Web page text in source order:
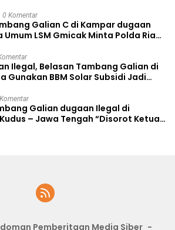
0 Komentar
Galian C di Kampar dugaan
Umum LSM Gmicak Minta Polda Riau
Ilegal, Belasan Tambang Galian di
Gunakan BBM Solar Subsidi Jadi
Galian dugaan Ilegal di
– Jawa Tengah “Disorot Ketua
Pemberitaan Media Siber